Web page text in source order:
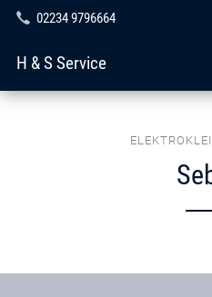
02234 9796664
H & S Service